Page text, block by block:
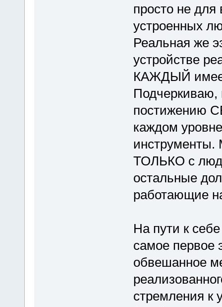
просто не для
устроенных
Реальная же
устройстве
КАЖДЫЙ
Подчеркиваю,
постижению
каждом
инструменты.
ТОЛЬКО с
остальные
работающие
На пути к
самое
обвешанное
стремления к